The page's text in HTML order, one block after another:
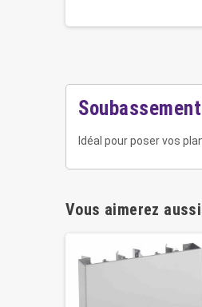
Idéal pour poser vos
Vous aimerez aussi